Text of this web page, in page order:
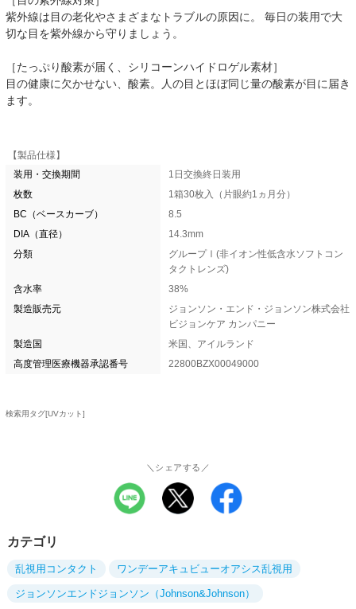
紫外線は目の老化やさまざまなトラブルの原因に。 毎日の装用で大
切な目を紫外線から守りましょう。
［たっぷり酸素が届く、シリコーンハイドロゲル素材］
目の健康に欠かせない、酸素。人の目とほぼ同じ量の酸素が目に届き
ます。
【製品仕様】
装用・交換期間
1日交換終日装用
枚数
1箱30枚入（片眼約1ヵ月分）
BC（ベースカーブ）
8.5
DIA（直径）
14.3mm
分類
グループⅠ(非イオン性低含水ソフトコン
タクトレンズ)
含水率
38%
製造販売元
ジョンソン・エンド・ジョンソン株式会社
ビジョンケア カンパニー
製造国
米国、アイルランド
高度管理医療機器承認番号
22800BZX00049000
検索用タグ[UVカット]
＼シェアする／
カテゴリ
乱視用コンタクト ワンデーアキュビューオアシス乱視用
ジョンソンエンドジョンソン（Johnson&Johnson）